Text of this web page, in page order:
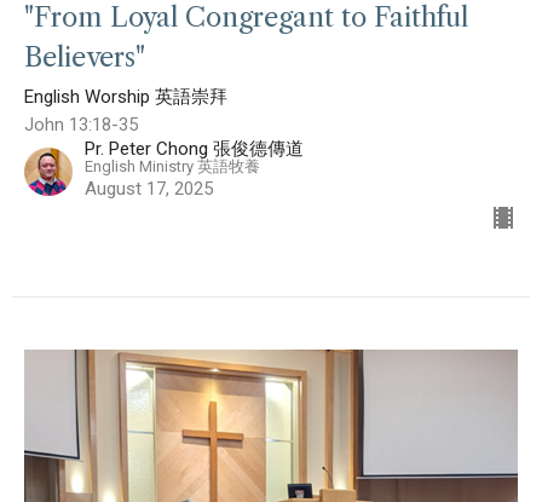
"From Loyal Congregant to Faithful
Believers"
English Worship 英語崇拜
John 13:18-35
Pr. Peter Chong 張俊德傳道
English Ministry 英語牧養
August 17, 2025